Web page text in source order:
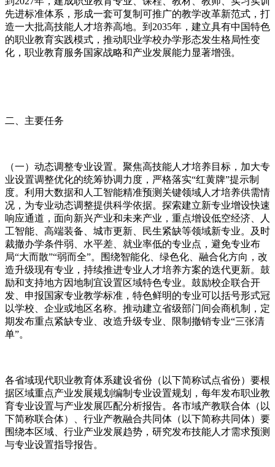
先进标准体系，形成一套可复制可推广的教学改革新范式，打
造一大批高技能人才培养高地。到2035年，建立具有中国特色
的职业教育实践模式，推动职业学校办学形态发生格局性变
化，职业教育服务国家战略和产业发展能力显著增强。
二、主要任务
（一）动态调整专业设置。聚焦高技能人才培养目标，加大专
业设置调整优化的统筹协调力度，严格落实“红黄牌”提示制
度。利用大数据和人工智能精准预测关键领域人才培养供需情
况，为专业动态调整提供科学依据。探索建立新专业增设快速
响应通道，面向新兴产业和未来产业，重点增设低空经济、人
工智能、高端装备、城市更新、民生紧缺等领域新专业。及时
裁撤办学条件弱、水平差、就业率低的专业点，避免专业布
局“大而散”“弱而全”。围绕智能化、绿色化、融合化方向，改
造升级现有专业，持续推进专业人才培养方案的迭代更新。鼓
励和支持地方因地制宜设置区域特色专业。鼓励校企联合开
发、申报国家专业教学标准，特色鲜明的专业可以括号形式冠
以学校、企业或地区名称。推动建立省级部门间会商机制，定
期发布重点紧缺专业、改造升级专业、限制撤销专业“三张清
单”。
各省域现代职业教育体系建设省份（以下简称试点省份）要根
据区域重点产业发展规划编制专业设置规划，每年发布职业教
育专业设置与产业发展匹配分析报告。各市域产教联合体（以
下简称联合体）、行业产教融合共同体（以下简称共同体）要
围绕本区域、行业产业发展趋势，研究发布技能人才需求预测
与专业设置指导报告。